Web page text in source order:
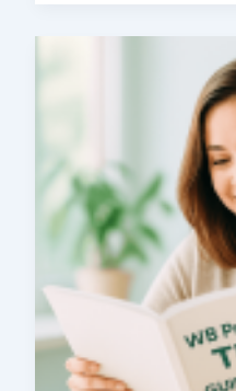
সিলেবাস
ও
পরীক্ষার
|
Coaching